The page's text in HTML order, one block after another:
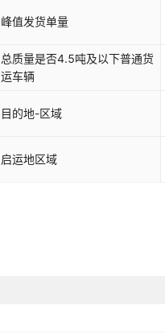
峰值发货单量
总质量是否4.5吨及以下普通货
运车辆
目的地-区域
启运地区域